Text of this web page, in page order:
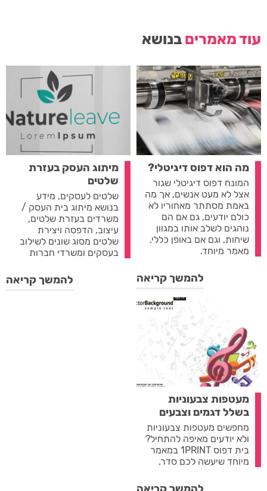
עוד מאמרים בנושא
מה הוא דפוס דיגיטלי?
המונח דפוס דיגיטלי שגור
אצל לא מעט אנשים, אך מה
באמת מסתתר מאחוריו לא
כולם יודעים, גם אם הם
נוהגים לשלב אותו במגוון
שיחות, וגם אם באופן כללי.
מאמר מיוחד.
להמשך קריאה
מיתוג העסק בעזרת
שלטים
שלטים לעסקים, מידע
בנושא מיתוג בית העסק /
משרדים בעזרת שלטים,
עיצוב, הדפסה ויצירת
שלטים מסוג שונים לשילוב
בעסקים ומשרדי חברות
להמשך קריאה
מעטפות צבעוניות
בשלל דגמים וצבעים
מחפשים מעטפות צבעוניות
ולא יודעים מאיפה להתחיל?
בית דפוס 1PRINT במאמר
מיוחד שיעשה לכם סדר.